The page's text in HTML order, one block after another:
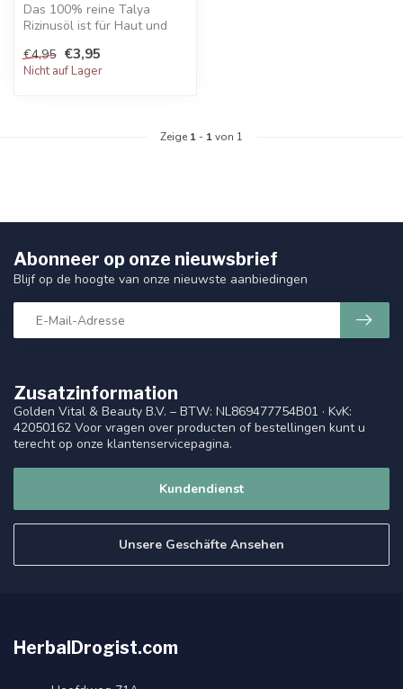
Das 100% reine Talya
Rizinusöl ist für Haut und
häufig fü...
€4,95 €3,95
Nicht auf Lager
Zeige 1 - 1von 1
Zusatzinformation
Golden Vital & Beauty B.V. – BTW: NL869477754B01 · KvK:
42050162 Voor vragen over producten of bestellingen kunt u
terecht op onze klantenservicepagina.
Kundendienst
Unsere Geschäfte Ansehen
Abonneer op onze nieuwsbrief
Blijf op de hoogte van onze nieuwste aanbiedingen
HerbalDrogist.com